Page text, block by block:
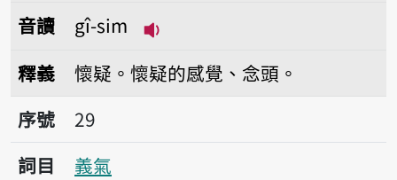
音讀
gî-sim
釋義
懷疑。懷疑的感覺、念頭。
序號29義氣
序號
29
詞目
義氣